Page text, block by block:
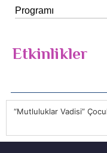
Programı
Etkinlikler
“Mutluluklar Vadisi”